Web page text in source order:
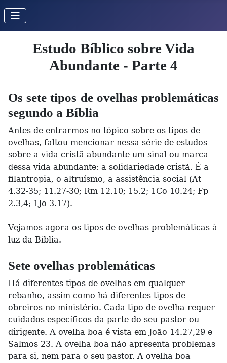
Estudo Bíblico sobre Vida
Abundante - Parte 4
Os sete tipos de ovelhas problemáticas
segundo a Bíblia
Antes de entrarmos no tópico sobre os tipos de
ovelhas, faltou mencionar nessa série de estudos
sobre a vida cristã abundante um sinal ou marca
dessa vida abundante: a solidariedade cristã. É a
filantropia, o altruísmo, a assistência social (At
4.32-35; 11.27-30; Rm 12.10; 15.2; 1Co 10.24; Fp
2.3,4; 1Jo 3.17).
Vejamos agora os tipos de ovelhas problemáticas à
luz da Bíblia.
Sete ovelhas problemáticas
Há diferentes tipos de ovelhas em qualquer
rebanho, assim como há diferentes tipos de
obreiros no ministério. Cada tipo de ovelha requer
cuidados específicos da parte do seu pastor ou
dirigente. A ovelha boa é vista em João 14.27,29 e
Salmos 23. A ovelha boa não apresenta problemas
para si, nem para o seu pastor. A ovelha boa